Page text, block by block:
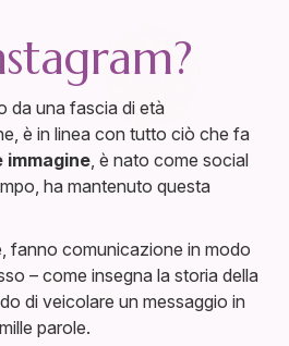
da una fascia di età
è in linea con tutto ciò che fa
immagine , è nato come social
ha mantenuto questa
fanno comunicazione in modo
– come insegna la storia della
di veicolare un messaggio in
parole.